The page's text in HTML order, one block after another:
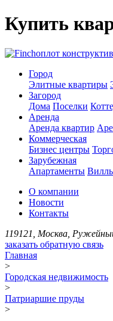
Купить
оплот
Город
Элитные квартиры
Загород
Дома Поселки
Аренда
Аренда квартир
Коммерческая
Бизнес центры
Зарубежная
Апартаменты
О компании
Новости
Контакты
119121, Москва,
заказать обратную связь
Главная
>
Городская недвижимость
>
Патриаршие пруды
>